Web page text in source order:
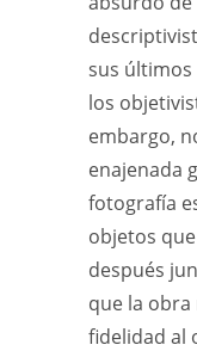
sus
los
embargo,
enajenada
fotografía
objetos
después
que la obra
fidelidad al